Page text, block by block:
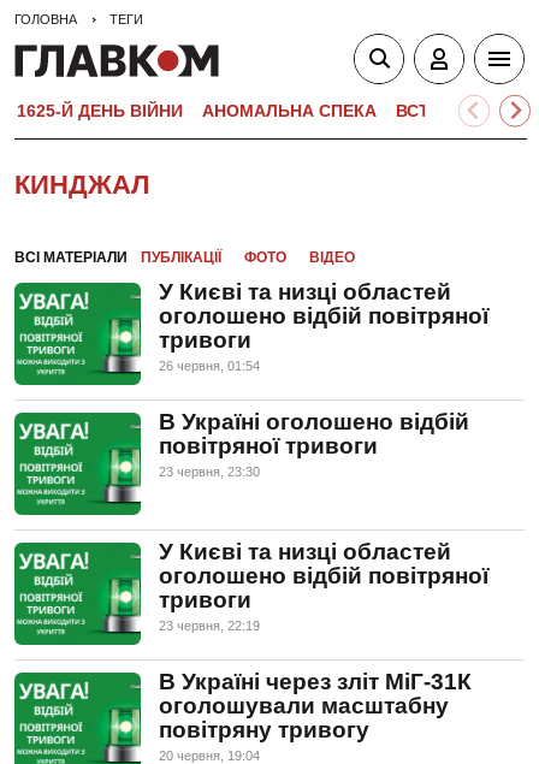
ГОЛОВНА ТЕГИ
1625-Й ДЕНЬ ВІЙНИ АНОМАЛЬНА СПЕКА ВСТУПНА
КИНДЖАЛ
ВСІ МАТЕРІАЛИ ПУБЛІКАЦІЇ ФОТО ВІДЕО
У Києві та низці областей
оголошено відбій повітряної
тривоги
26 червня, 01:54
В Україні оголошено відбій
повітряної тривоги
23 червня, 23:30
У Києві та низці областей
оголошено відбій повітряної
тривоги
23 червня, 22:19
В Україні через зліт МіГ-31К
оголошували масштабну
повітряну тривогу
20 червня, 19:04